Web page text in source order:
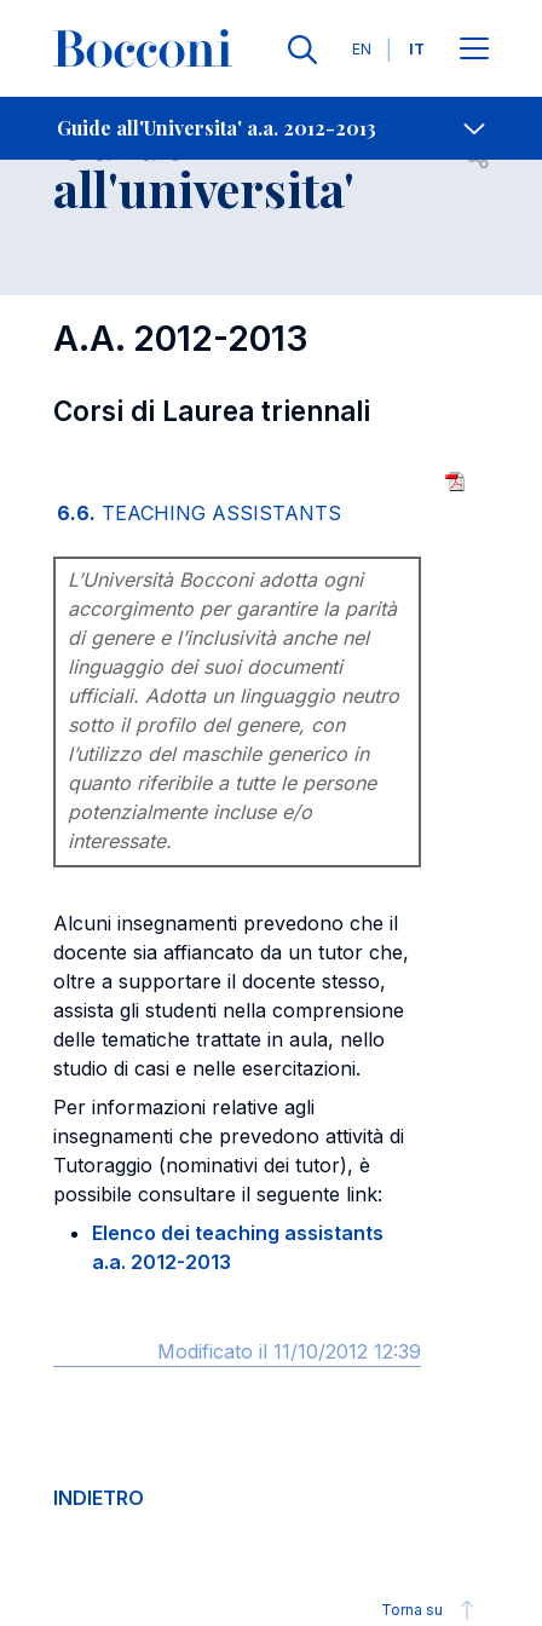
Lingue
EN IT
Guide all'Universita' a.a. 2012-2013
-
Guide
all'universita' Open
A.A. 2012-2013
Corsi di Laurea triennali
6.6. TEACHING ASSISTANTS
L’Università Bocconi adotta ogni
accorgimento per garantire la parità
di genere e l’inclusività anche nel
linguaggio dei suoi documenti
ufficiali. Adotta un linguaggio neutro
sotto il profilo del genere, con
l’utilizzo del maschile generico in
quanto riferibile a tutte le persone
potenzialmente incluse e/o
interessate.
Alcuni insegnamenti prevedono che il
docente sia affiancato da un tutor che,
oltre a supportare il docente stesso,
assista gli studenti nella comprensione
delle tematiche trattate in aula, nello
studio di casi e nelle esercitazioni.
Per informazioni relative agli
insegnamenti che prevedono attività di
Tutoraggio (nominativi dei tutor), è
possibile consultare il seguente link:
Elenco dei teaching assistants
a.a. 2012-2013
Modificato il 11/10/2012 12:39
INDIETRO
Torna su